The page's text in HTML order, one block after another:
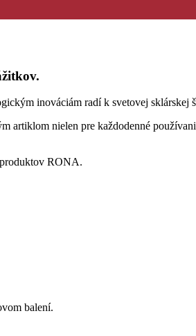
inováciám radí k svetovej sklárskej
nielen pre každodenné
RONA.
balení.